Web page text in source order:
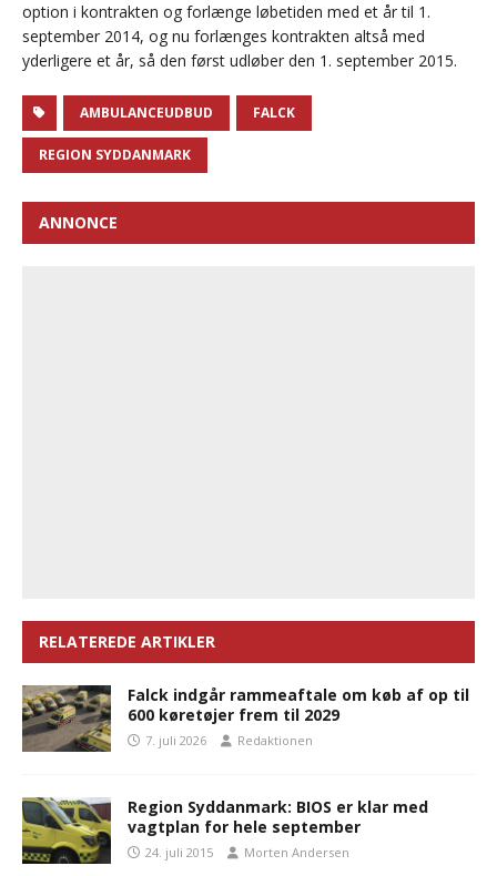
option i kontrakten og forlænge løbetiden med et år til 1.
september 2014, og nu forlænges kontrakten altså med
yderligere et år, så den først udløber den 1. september 2015.
AMBULANCEUDBUD FALCK
REGION SYDDANMARK
ANNONCE
RELATEREDE ARTIKLER
Falck indgår rammeaftale om køb af op til
600 køretøjer frem til 2029
7. juli 2026 Redaktionen
Region Syddanmark: BIOS er klar med
vagtplan for hele september
24. juli 2015 Morten Andersen